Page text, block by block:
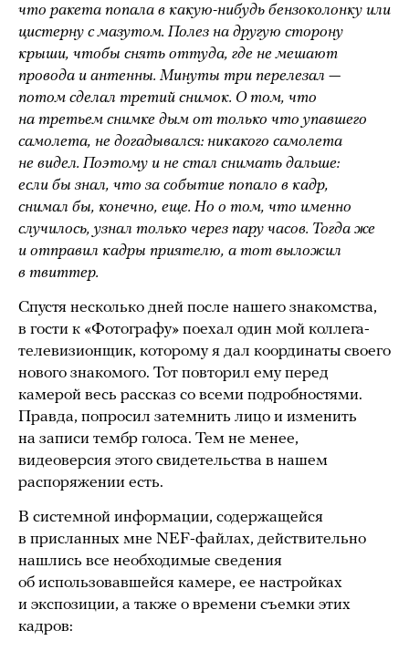
что ракета попала в какую-нибудь бензоколонку или
цистерну с мазутом. Полез на другую сторону
крыши, чтобы снять оттуда, где не мешают
провода и антенны. Минуты три перелезал —
потом сделал третий снимок. О том, что
на третьем снимке дым от только что упавшего
самолета, не догадывался: никакого самолета
не видел. Поэтому и не стал снимать дальше:
если бы знал, что за событие попало в кадр,
снимал бы, конечно, еще. Но о том, что именно
случилось, узнал только через пару часов. Тогда же
и отправил кадры приятелю, а тот выложил
в твиттер.
Спустя несколько дней после нашего знакомства,
в гости к «Фотографу» поехал один мой коллега-
телевизионщик, которому я дал координаты своего
нового знакомого. Тот повторил ему перед
камерой весь рассказ со всеми подробностями.
Правда, попросил затемнить лицо и изменить
на записи тембр голоса. Тем не менее,
видеоверсия этого свидетельства в нашем
распоряжении есть.
В системной информации, содержащейся
в присланных мне NEF-файлах, действительно
нашлись все необходимые сведения
об использовавшейся камере, ее настройках
и экспозиции, а также о времени съемки этих
кадров: